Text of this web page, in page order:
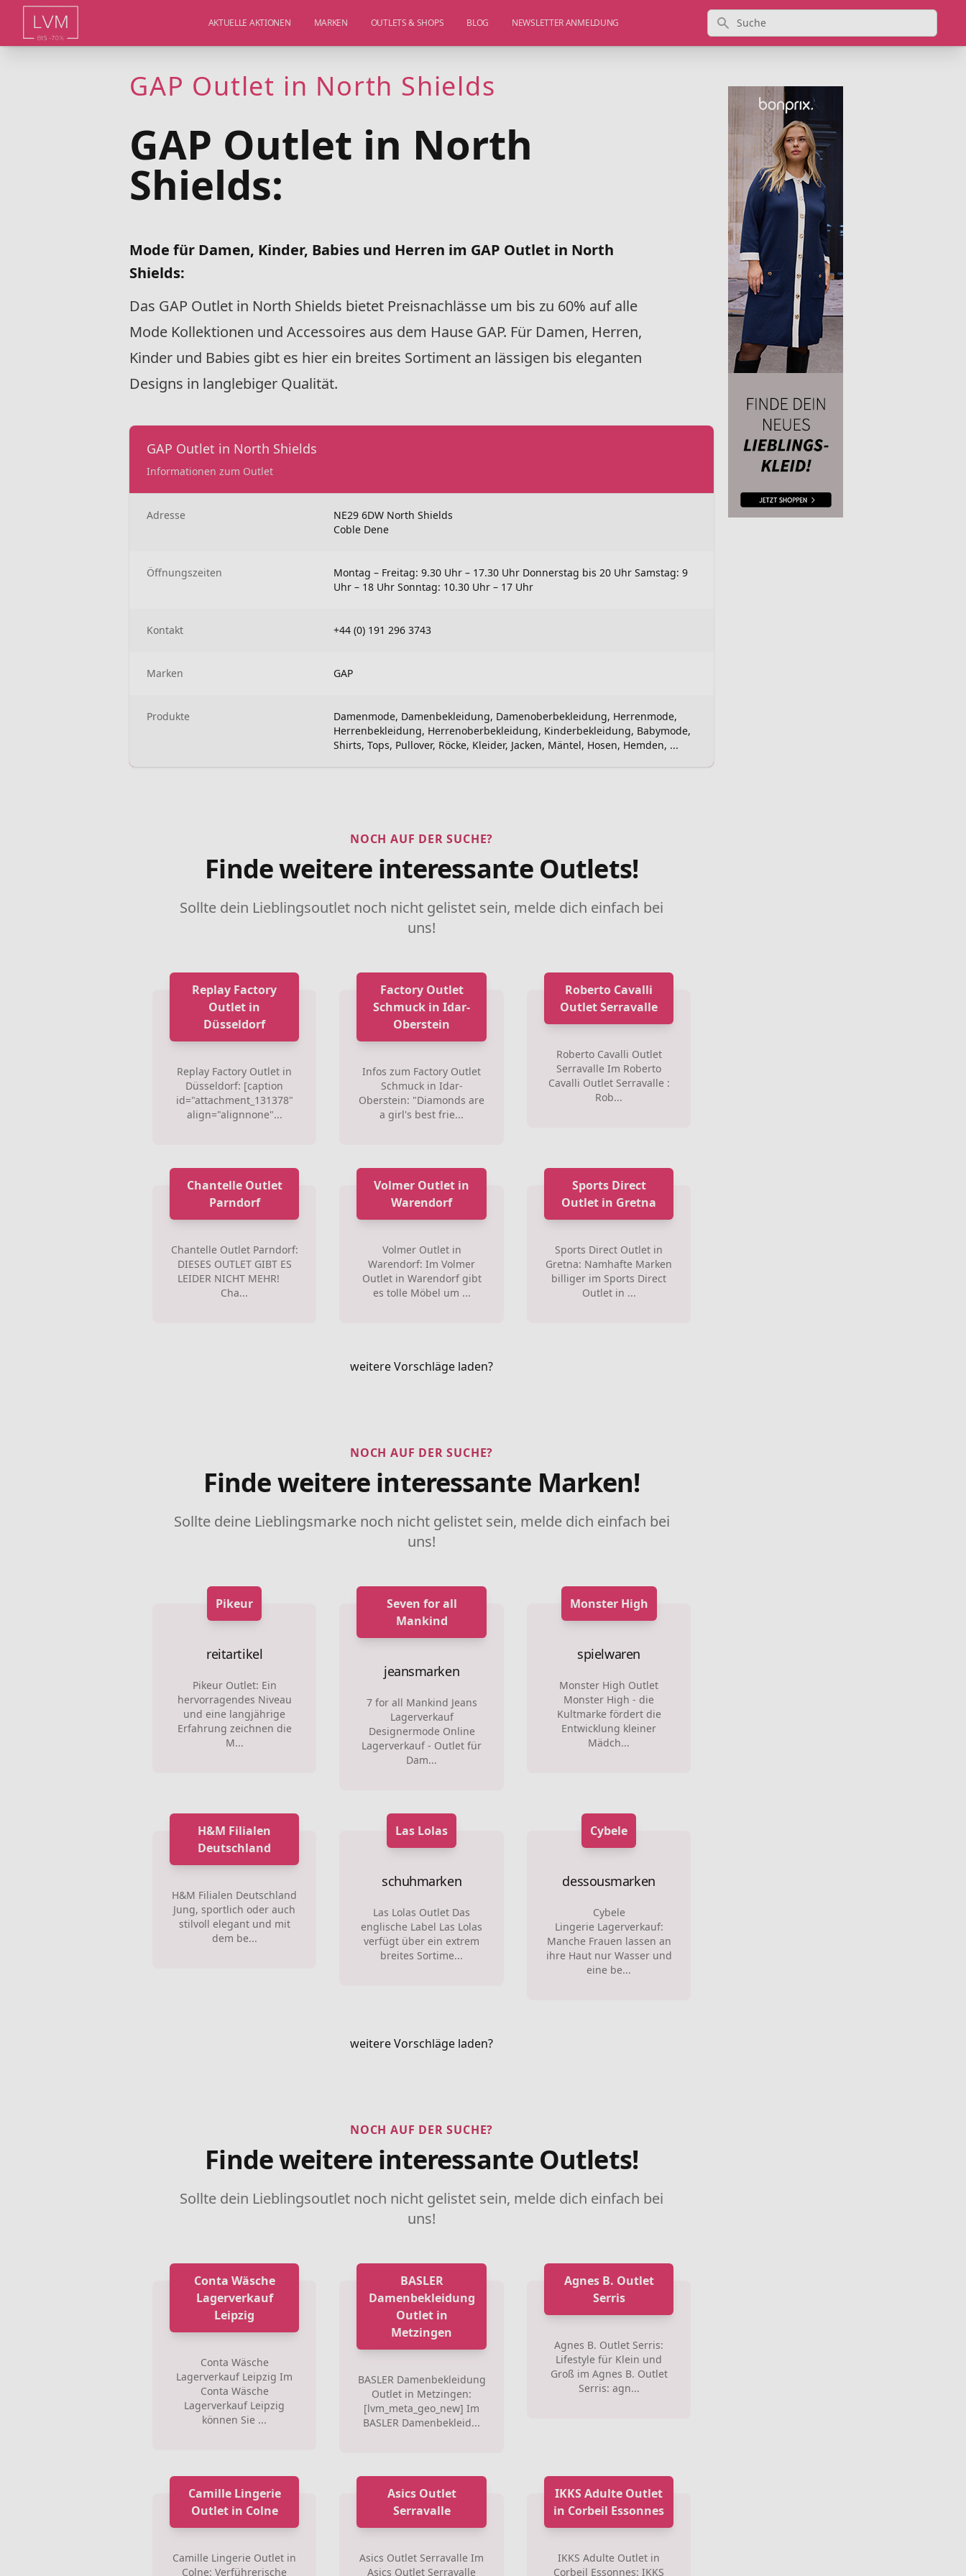
AKTUELLE AKTIONEN MARKEN OUTLETS & SHOPS BLOG NEWSLETTER ANMELDUNG Suche
GAP Outlet in North Shields
GAP Outlet in North
Shields:
Mode für Damen, Kinder, Babies und Herren im GAP Outlet in North
Shields:
Das GAP Outlet in North Shields bietet Preisnachlässe um bis zu 60% auf alle
Mode Kollektionen und Accessoires aus dem Hause GAP. Für Damen, Herren,
Kinder und Babies gibt es hier ein breites Sortiment an lässigen bis eleganten
Designs in langlebiger Qualität.
GAP Outlet in North Shields
Informationen zum Outlet
Adresse
NE29 6DW North Shields
Coble Dene
Öffnungszeiten
Montag – Freitag: 9.30 Uhr – 17.30 Uhr Donnerstag bis 20 Uhr Samstag: 9
Uhr – 18 Uhr Sonntag: 10.30 Uhr – 17 Uhr
Kontakt +44 (0) 191 296 3743
Marken GAP
Produkte
Damenmode, Damenbekleidung, Damenoberbekleidung, Herrenmode,
Herrenbekleidung, Herrenoberbekleidung, Kinderbekleidung, Babymode,
Shirts, Tops, Pullover, Röcke, Kleider, Jacken, Mäntel, Hosen, Hemden, ...
NOCH AUF DER SUCHE?
Finde weitere interessante Outlets!
Sollte dein Lieblingsoutlet noch nicht gelistet sein, melde dich einfach bei
uns!
Replay Factory
Outlet in
Düsseldorf
Replay Factory Outlet in
Düsseldorf: [caption
id="attachment_131378"
align="alignnone"...
Factory Outlet
Schmuck in Idar-
Oberstein
Infos zum Factory Outlet
Schmuck in Idar-
Oberstein: "Diamonds are
a girl's best frie...
Roberto Cavalli
Outlet Serravalle
Roberto Cavalli Outlet
Serravalle Im Roberto
Cavalli Outlet Serravalle :
Rob...
Chantelle Outlet
Parndorf
Chantelle Outlet Parndorf:
DIESES OUTLET GIBT ES
LEIDER NICHT MEHR!
Cha...
Volmer Outlet in
Warendorf
Volmer Outlet in
Warendorf: Im Volmer
Outlet in Warendorf gibt
es tolle Möbel um ...
Sports Direct
Outlet in Gretna
Sports Direct Outlet in
Gretna: Namhafte Marken
billiger im Sports Direct
Outlet in ...
weitere Vorschläge laden?
NOCH AUF DER SUCHE?
Finde weitere interessante Marken!
Sollte deine Lieblingsmarke noch nicht gelistet sein, melde dich einfach bei
uns!
Pikeur
reitartikel
Pikeur Outlet: Ein
hervorragendes Niveau
und eine langjährige
Erfahrung zeichnen die
M...
Seven for all
Mankind
jeansmarken
7 for all Mankind Jeans
Lagerverkauf
Designermode Online
Lagerverkauf - Outlet für
Dam...
Monster High
spielwaren
Monster High Outlet
Monster High - die
Kultmarke fördert die
Entwicklung kleiner
Mädch...
H&M Filialen
Deutschland
H&M Filialen Deutschland
Jung, sportlich oder auch
stilvoll elegant und mit
dem be...
Las Lolas
schuhmarken
Las Lolas Outlet Das
englische Label Las Lolas
verfügt über ein extrem
breites Sortime...
Cybele
dessousmarken
Cybele
Lingerie Lagerverkauf:
Manche Frauen lassen an
ihre Haut nur Wasser und
eine be...
weitere Vorschläge laden?
NOCH AUF DER SUCHE?
Finde weitere interessante Outlets!
Sollte dein Lieblingsoutlet noch nicht gelistet sein, melde dich einfach bei
uns!
Conta Wäsche
Lagerverkauf
Leipzig
Conta Wäsche
Lagerverkauf Leipzig Im
Conta Wäsche
Lagerverkauf Leipzig
können Sie ...
BASLER
Damenbekleidung
Outlet in
Metzingen
BASLER Damenbekleidung
Outlet in Metzingen:
[lvm_meta_geo_new] Im
BASLER Damenbekleid...
Agnes B. Outlet
Serris
Agnes B. Outlet Serris:
Lifestyle für Klein und
Groß im Agnes B. Outlet
Serris: agn...
Camille Lingerie
Outlet in Colne
Camille Lingerie Outlet in
Colne: Verführerische
Asics Outlet
Serravalle
Asics Outlet Serravalle Im
Asics Outlet Serravalle
IKKS Adulte Outlet
in Corbeil Essonnes
IKKS Adulte Outlet in
Corbeil Essonnes: IKKS